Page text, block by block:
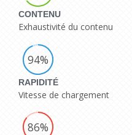
CONTENU
Exhaustivité du contenu
94%
RAPIDITÉ
Vitesse de chargement
86%